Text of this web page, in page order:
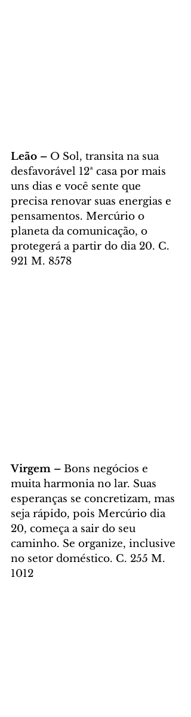
Leão – O Sol, transita na sua
desfavorável 12ª casa por mais
uns dias e você sente que
precisa renovar suas energias e
pensamentos. Mercúrio o
planeta da comunicação, o
protegerá a partir do dia 20. C.
921 M. 8578
Virgem – Bons negócios e
muita harmonia no lar. Suas
esperanças se concretizam, mas
seja rápido, pois Mercúrio dia
20, começa a sair do seu
caminho. Se organize, inclusive
no setor doméstico. C. 255 M.
1012